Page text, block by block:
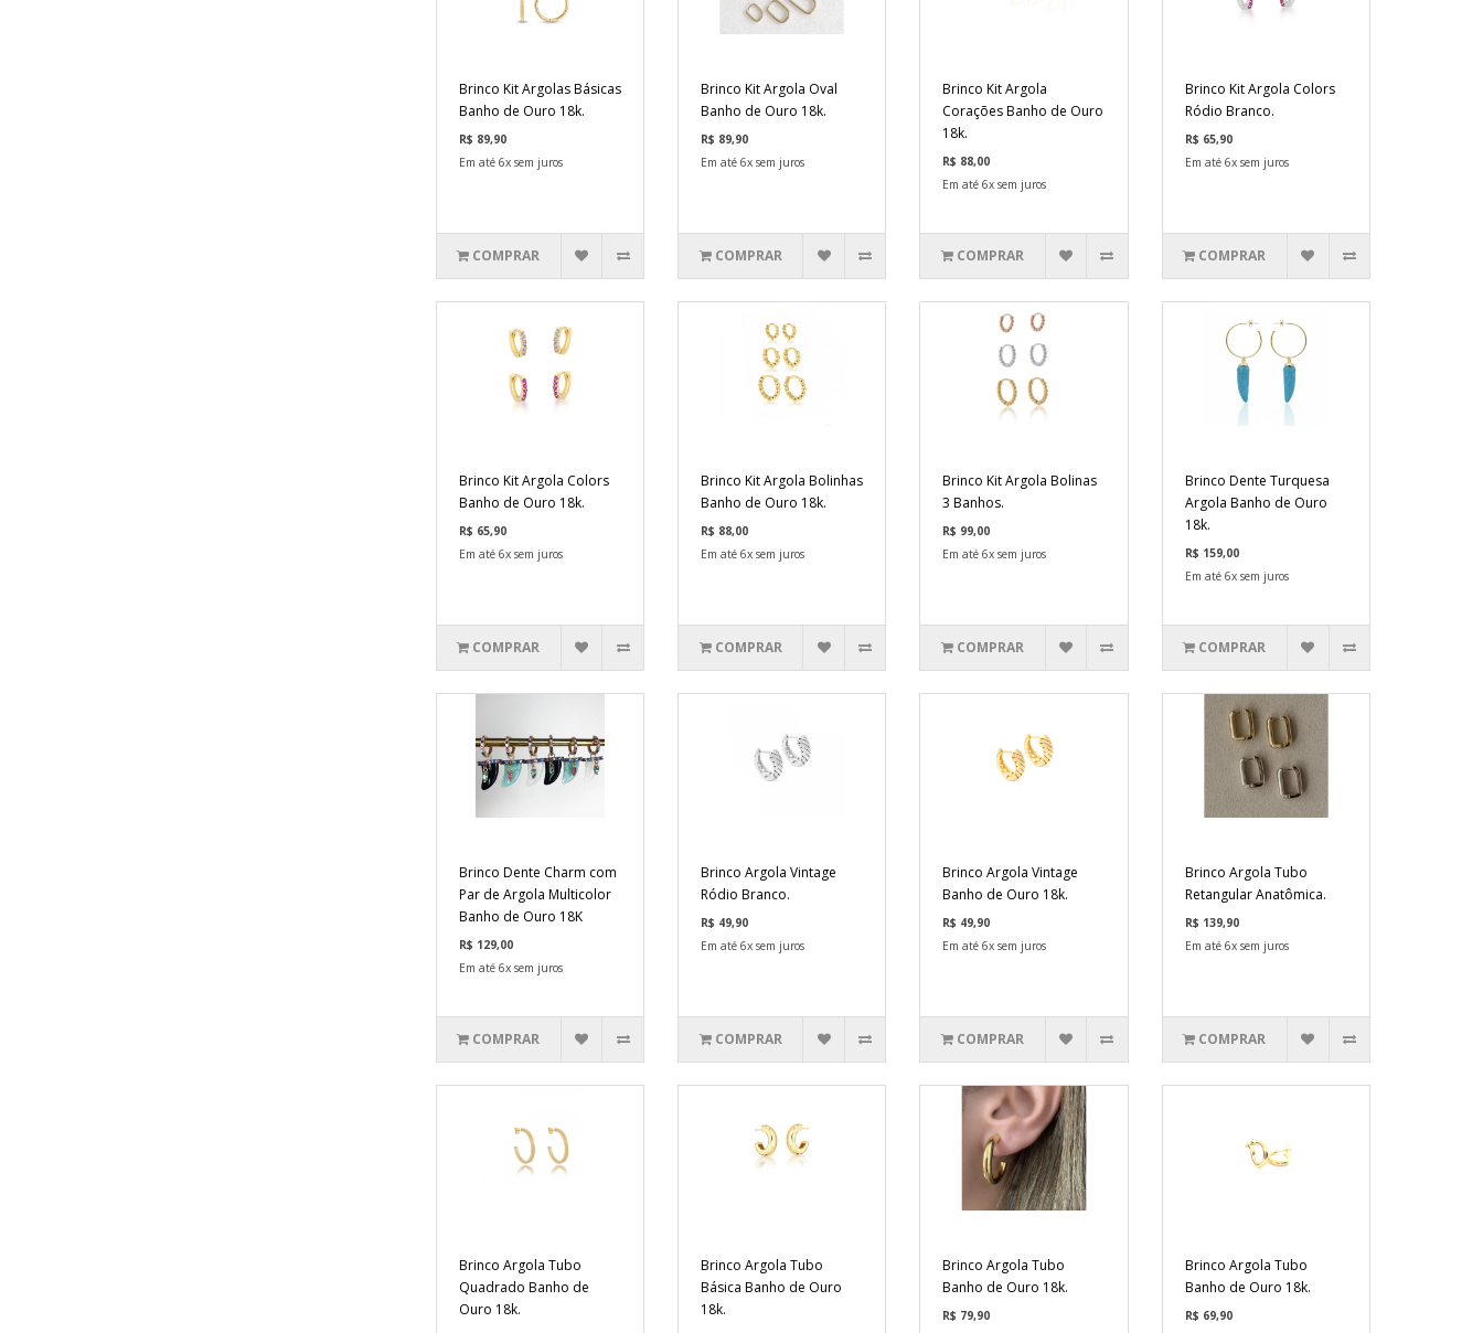
Brinco Kit Argolas Básicas
Banho de Ouro 18k.
R$ 89,90
Em até 6x sem juros
COMPRAR
Brinco Kit Argola Oval
Banho de Ouro 18k.
R$ 89,90
Em até 6x sem juros
COMPRAR
Brinco Kit Argola
Corações Banho de Ouro
18k.
R$ 88,00
Em até 6x sem juros
COMPRAR
Brinco Kit Argola Colors
Ródio Branco.
R$ 65,90
Em até 6x sem juros
COMPRAR
Brinco Kit Argola Colors
Banho de Ouro 18k.
R$ 65,90
Em até 6x sem juros
COMPRAR
Brinco Kit Argola Bolinhas
Banho de Ouro 18k.
R$ 88,00
Em até 6x sem juros
COMPRAR
Brinco Kit Argola Bolinas
3 Banhos.
R$ 99,00
Em até 6x sem juros
COMPRAR
Brinco Dente Turquesa
Argola Banho de Ouro
18k.
R$ 159,00
Em até 6x sem juros
COMPRAR
Brinco Dente Charm com
Par de Argola Multicolor
Banho de Ouro 18K
R$ 129,00
Em até 6x sem juros
COMPRAR
Brinco Argola Vintage
Ródio Branco.
R$ 49,90
Em até 6x sem juros
COMPRAR
Brinco Argola Vintage
Banho de Ouro 18k.
R$ 49,90
Em até 6x sem juros
COMPRAR
Brinco Argola Tubo
Retangular Anatômica.
R$ 139,90
Em até 6x sem juros
COMPRAR
Brinco Argola Tubo
Quadrado Banho de
Ouro 18k.
Brinco Argola Tubo
Básica Banho de Ouro
18k.
Brinco Argola Tubo
Banho de Ouro 18k.
R$ 79,90
Brinco Argola Tubo
Banho de Ouro 18k.
R$ 69,90